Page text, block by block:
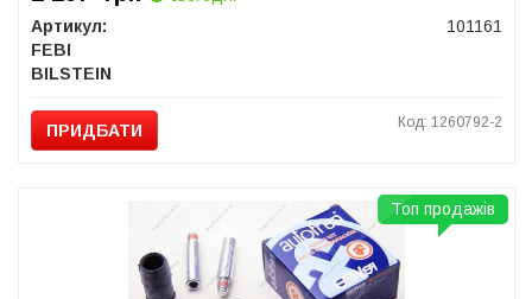
Артикул:
101161
FEBI
BILSTEIN
ПРИДБАТИ Код: 1260792-2
Топ продажів